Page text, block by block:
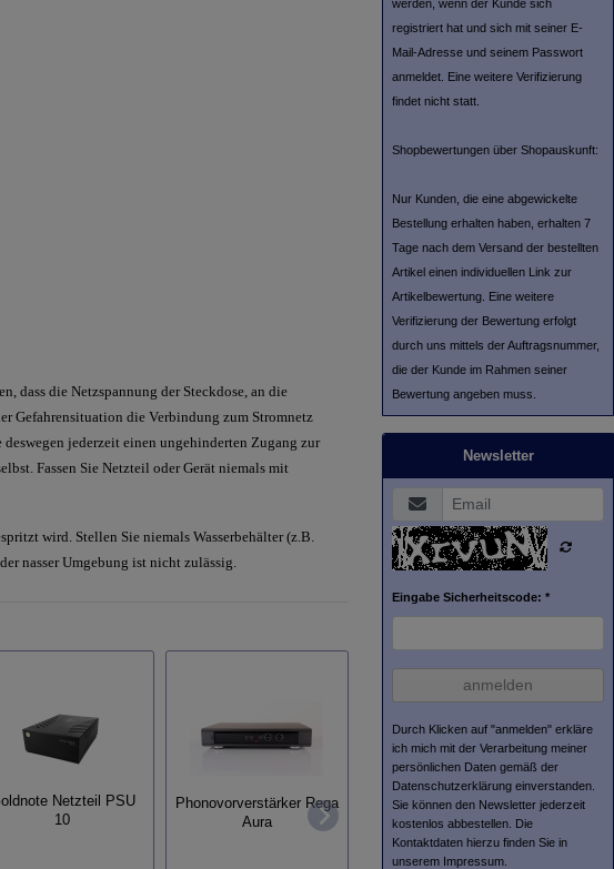
dass die Netzspannung der Steckdose, an die
Gefahrensituation die Verbindung zum Stromnetz
jederzeit einen ungehinderten Zugang zur
Fassen Sie Netzteil oder Gerät niemals mit
wird. Stellen Sie niemals Wasserbehälter (z.B.
nasser Umgebung ist nicht zulässig.
Netzteil PSU
10
Phonovorverstärker Rega
Aura
Project Phonobox S3 B
werden, wenn der Kunde sich
registriert hat und sich mit seiner E-
Mail-Adresse und seinem Passwort
anmeldet. Eine weitere Verifizierung
findet nicht statt.
Shopbewertungen über Shopauskunft:
Nur Kunden, die eine abgewickelte
Bestellung erhalten haben, erhalten 7
Tage nach dem Versand der bestellten
Artikel einen individuellen Link zur
Artikelbewertung. Eine weitere
Verifizierung der Bewertung erfolgt
durch uns mittels der Auftragsnummer,
die der Kunde im Rahmen seiner
Bewertung angeben muss.
Newsletter
Eingabe Sicherheitscode: *
anmelden
Durch Klicken auf "anmelden" erkläre
ich mich mit der Verarbeitung meiner
persönlichen Daten gemäß der
Datenschutzerklärung einverstanden.
Sie können den Newsletter jederzeit
kostenlos abbestellen. Die
Kontaktdaten hierzu finden Sie in
unserem Impressum.